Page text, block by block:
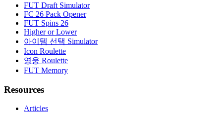
FUT Draft Simulator
FC 26 Pack Opener
FUT Spins 26
Higher or Lower
아이템 선택 Simulator
Icon Roulette
영웅 Roulette
FUT Memory
Resources
Articles